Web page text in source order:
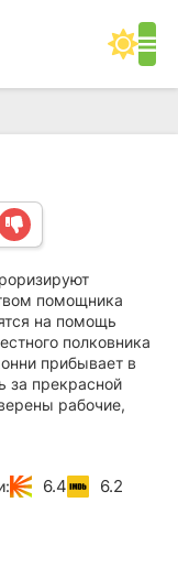
помощника
на помощь
полковника
прибывает в
за прекрасной
рабочие,
6.4 6.2